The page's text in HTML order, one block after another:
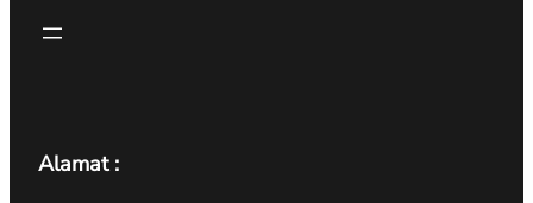
Alamat :